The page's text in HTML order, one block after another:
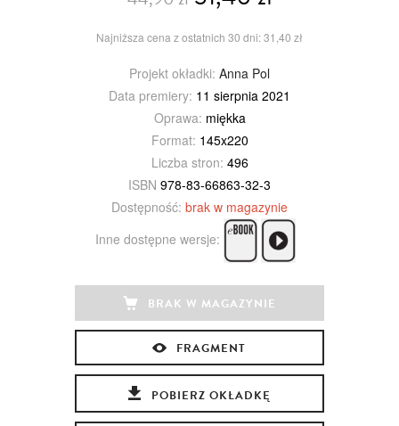
Najniższa cena z ostatnich 30 dni: 31,40 zł
Projekt okładki: Anna Pol
Data premiery: 11 sierpnia 2021
Oprawa: miękka
Format: 145x220
Liczba stron: 496
ISBN 978-83-66863-32-3
Dostępność: brak w magazynie
Inne dostępne wersje:
BRAK W MAGAZYNIE
FRAGMENT
POBIERZ OKŁADKĘ